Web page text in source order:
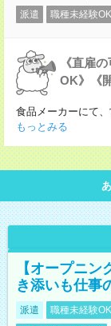
派遣 職種未経験OK
《直雇
OK》《
食品メーカーにて
もっとみる
【オープニ
き添いも仕事
派遣 職種未経験OK